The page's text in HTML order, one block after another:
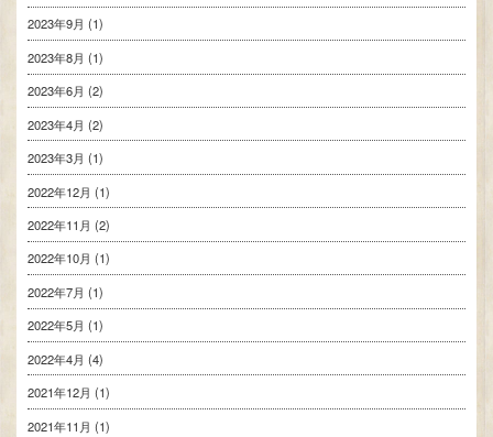
2023年9月 (1)
2023年8月 (1)
2023年6月 (2)
2023年4月 (2)
2023年3月 (1)
2022年12月 (1)
2022年11月 (2)
2022年10月 (1)
2022年7月 (1)
2022年5月 (1)
2022年4月 (4)
2021年12月 (1)
2021年11月 (1)